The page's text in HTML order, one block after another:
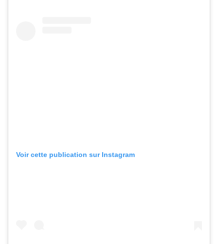
Voir cette publication sur Instagram